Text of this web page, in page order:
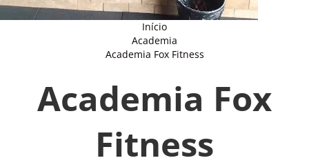
Início
Academia
Academia Fox Fitness
Academia Fox
Fitness